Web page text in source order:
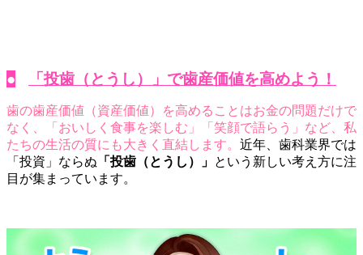
● 「投歯（とうし）」で歯産価値を高めよう！
歯の歯産価値（資産価値）を高めることはお金の問題だけで
なく、「おいしく食事を楽しむ」「笑顔で語らう」など、私
たちの生活の質にも大きく直結します。 近年、歯科業界では
「投資」ならぬ 「投歯（とうし）」 という新しい考え方に注
目が集まっています。